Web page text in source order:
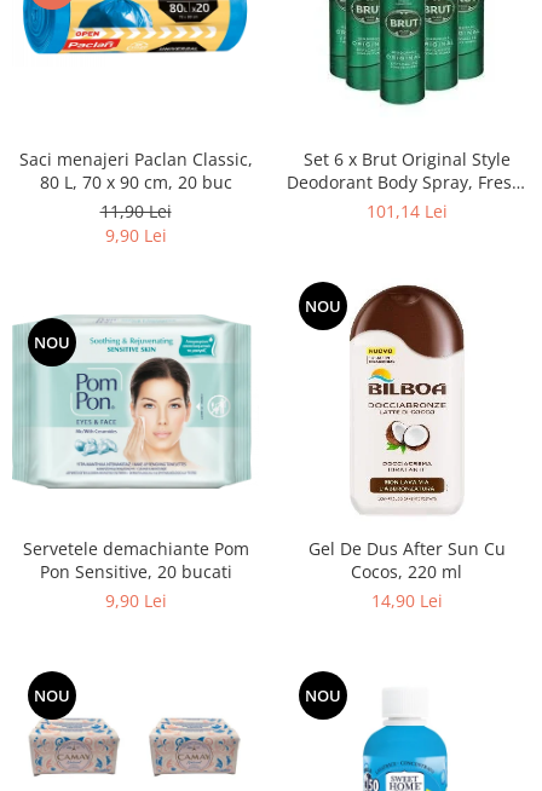
Adeziv dentar si ingrijire proteza
Igiena intima
Produse manichiura & pedichiura
Oja si lac de unghii
Accesorii manichiura & pedichiura
Scutece adulti
Saci menajeri Paclan Classic,
80 L, 70 x 90 cm, 20 buc
11,90 Lei
9,90 Lei
Set 6 x Brut Original Style
Deodorant Body Spray, Fresh,
Verde 200 ml
101,14 Lei
NOU
Servetele demachiante Pom
Pon Sensitive, 20 bucati
9,90 Lei
NOU
Gel De Dus After Sun Cu
Cocos, 220 ml
14,90 Lei
NOU NOU